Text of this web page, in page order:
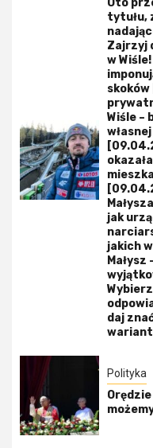
tytułu,
Zajrzyj
w
Wiśle –
jak
jakich
Małysz
daj
Polityka